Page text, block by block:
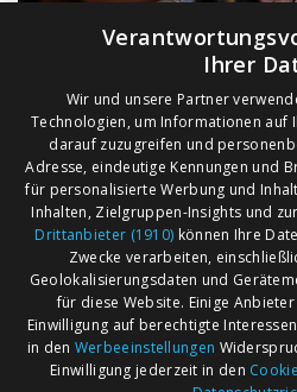
AGB
Impressum
Ihrer
Wir und unsere Partner
Technologien, um Informationen auf
darauf zuzugreifen und
Adresse, eindeutige Kennungen und
für personalisierte Werbung und
Inhalten, Zielgruppen-Insights und
Drittanbieter (1910) können Ihre
Zwecke verarbeiten,
Geolokalisierungsdaten und
für diese Website. Einige
Einwilligung auf berechtigte
in den Werbeeinstellungen
Einwilligung jederzeit in den